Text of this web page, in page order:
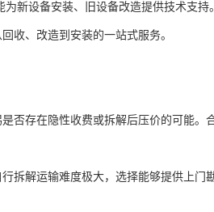
新设备安装、旧设备改造提供技术支持
收、改造到安装的一站式服务。
否存在隐性收费或拆解后压价的可能。
拆解运输难度极大，选择能够提供上门